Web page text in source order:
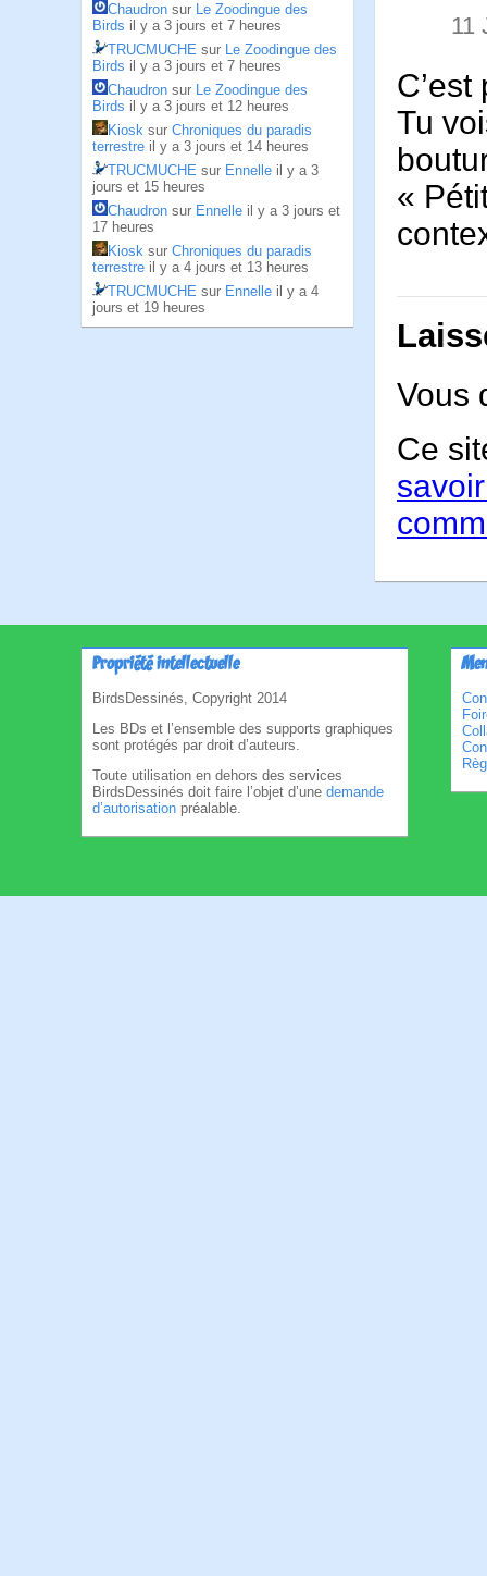
Chaudron sur Le Zoodingue des
Birds il y a 3 jours et 7 heures
TRUCMUCHE sur Le Zoodingue des
Birds il y a 3 jours et 7 heures
Chaudron sur Le Zoodingue des
Birds il y a 3 jours et 12 heures
Kiosk sur Chroniques du paradis
terrestre il y a 3 jours et 14 heures
TRUCMUCHE sur Ennelle il y a 3
jours et 15 heures
Chaudron sur Ennelle il y a 3 jours et
17 heures
Kiosk sur Chroniques du paradis
terrestre il y a 4 jours et 13 heures
TRUCMUCHE sur Ennelle il y a 4
jours et 19 heures
11
Tu
«
Vous
Ce
Propriété intellectuelle
BirdsDessinés, Copyright 2014
Les BDs et l’ensemble des supports graphiques
sont protégés par droit d’auteurs.
Toute utilisation en dehors des services
BirdsDessinés doit faire l’objet d’une demande
d’autorisation préalable.